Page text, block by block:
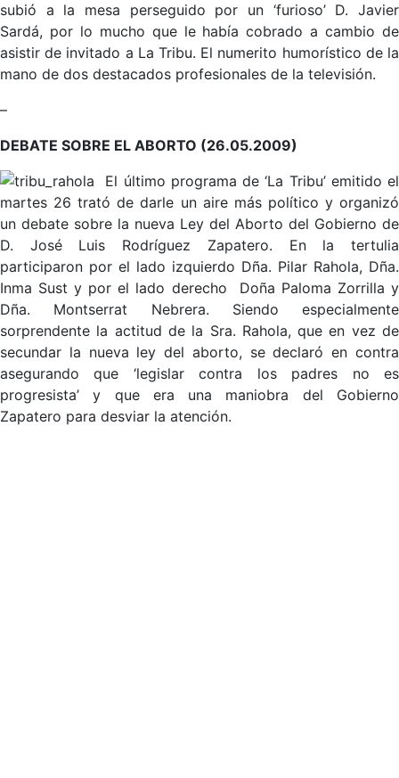
subió a la mesa perseguido por un ‘furioso’ D. Javier
Sardá, por lo mucho que le había cobrado a cambio de
asistir de invitado a La Tribu. El numerito humorístico de la
mano de dos destacados profesionales de la televisión.
–
DEBATE SOBRE EL ABORTO (26.05.2009)
El último programa de ‘La Tribu’ emitido el
martes 26 trató de darle un aire más político y organizó
un debate sobre la nueva Ley del Aborto del Gobierno de
D. José Luis Rodríguez Zapatero. En la tertulia
participaron por el lado izquierdo Dña. Pilar Rahola, Dña.
Inma Sust y por el lado derecho Doña Paloma Zorrilla y
Dña. Montserrat Nebrera. Siendo especialmente
sorprendente la actitud de la Sra. Rahola, que en vez de
secundar la nueva ley del aborto, se declaró en contra
asegurando que ‘legislar contra los padres no es
progresista’ y que era una maniobra del Gobierno
Zapatero para desviar la atención.